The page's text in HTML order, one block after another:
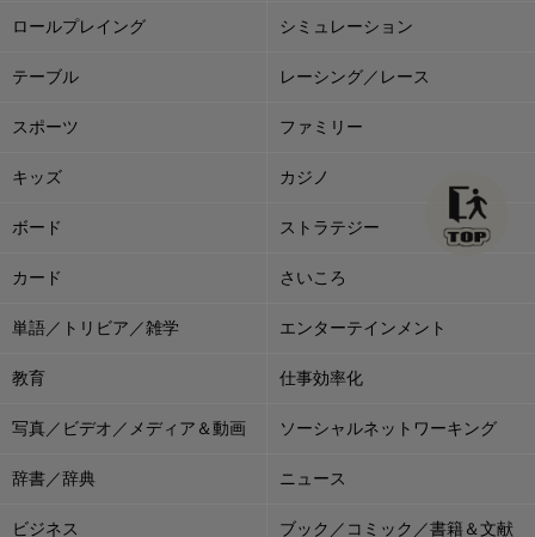
ロールプレイング シミュレーション
テーブル レーシング／レース
スポーツ ファミリー
キッズ カジノ
ボード ストラテジー
カード さいころ
単語／トリビア／雑学 エンターテインメント
教育 仕事効率化
写真／ビデオ／メディア＆動画 ソーシャルネットワーキング
辞書／辞典 ニュース
ビジネス ブック／コミック／書籍＆文献